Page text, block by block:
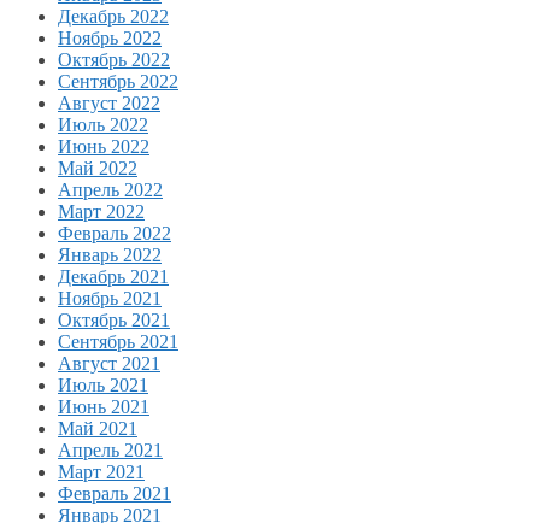
Декабрь 2022
Ноябрь 2022
Октябрь 2022
Сентябрь 2022
Август 2022
Июль 2022
Июнь 2022
Май 2022
Апрель 2022
Март 2022
Февраль 2022
Январь 2022
Декабрь 2021
Ноябрь 2021
Октябрь 2021
Сентябрь 2021
Август 2021
Июль 2021
Июнь 2021
Май 2021
Апрель 2021
Март 2021
Февраль 2021
Январь 2021